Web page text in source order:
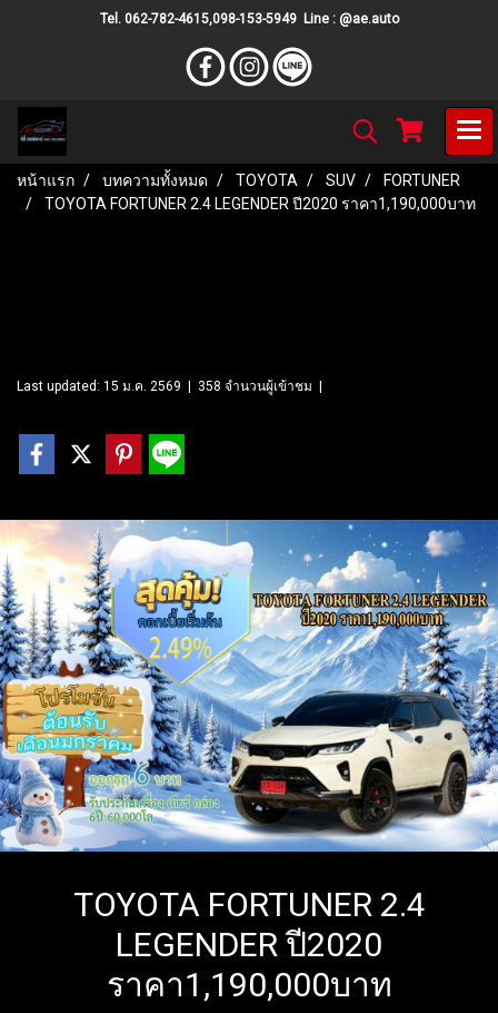
Tel. 062-782-4615,098-153-5949 Line : @ae.auto
หน้าแรก บทความทั้งหมด TOYOTA SUV
FORTUNER
TOYOTA FORTUNER 2.4 LEGENDER ปี2020 ราคา1,190,000บาท
Last updated: 15 ม.ค. 2569 358 จำนวนผู้เข้าชม
TOYOTA FORTUNER 2.4
LEGENDER ปี2020
ราคา1,190,000บาท